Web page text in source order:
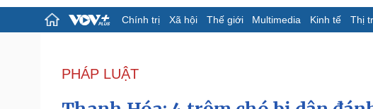
Chính trị Xã hội Thế giới Multimedia Kinh tế Thị
Đảng
Tổ chức nhân sự
PHÁP LUẬT